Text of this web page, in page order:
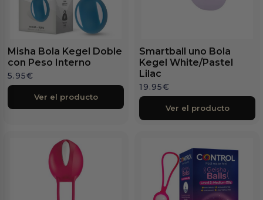
Misha Bola Kegel Doble
con Peso Interno
5.95€
Ver el producto
Smartball uno Bola
Kegel White/Pastel
Lilac
19.95€
Ver el producto